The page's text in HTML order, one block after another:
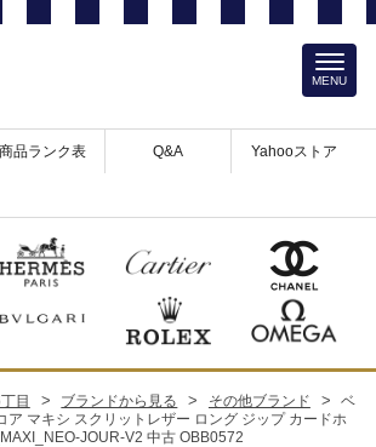
商品ランク表 Q&A Yahooストア
MENU
目 > ブランドから見る > その他ブランド >
ベ
ア マキシ スクリットレザー ロング ジップ カードホ
JOUR-V2 中古 OBB0572